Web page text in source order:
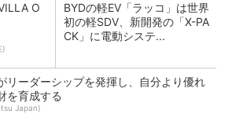
O
BYDの軽EV「ラッコ」は世界
初の軽SDV、新開発の「X-PA
CK」に電動システ...
リーダーシップを発揮し、自分より優れ
を育成する
Japan)